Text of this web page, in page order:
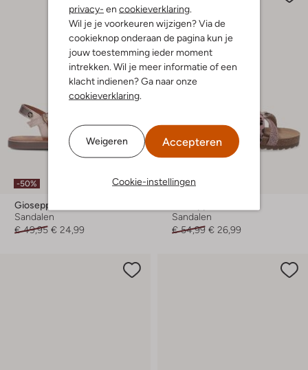
privacy- en cookieverklaring
Wil je je voorkeuren wijzigen? Via de
cookieknop onderaan de pagina kun je
jouw toestemming ieder moment
intrekken. Wil je meer informatie of een
klacht indienen? Ga naar onze
cookieverklaring
Weigeren Accepteren
Cookie-instellingen
-50%
Gioseppo
Sandalen
€ 49,95 € 24,99
-50%
Sandalen
€ 54,99 € 26,99